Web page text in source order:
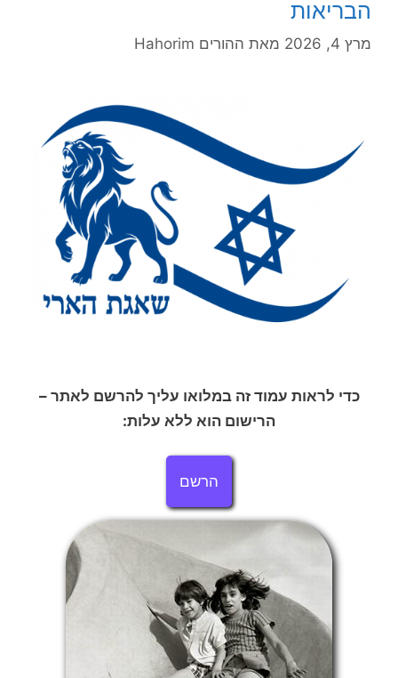
הבריאות
מרץ 4, 2026 מאת ההורים Hahorim
כדי לראות עמוד זה במלואו עליך להרשם לאתר –
הרישום הוא ללא עלות:
הרשם